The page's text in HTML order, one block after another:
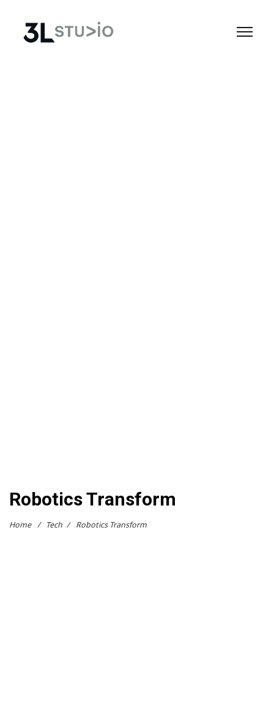
Robotics Transform
Home / Tech / Robotics Transform